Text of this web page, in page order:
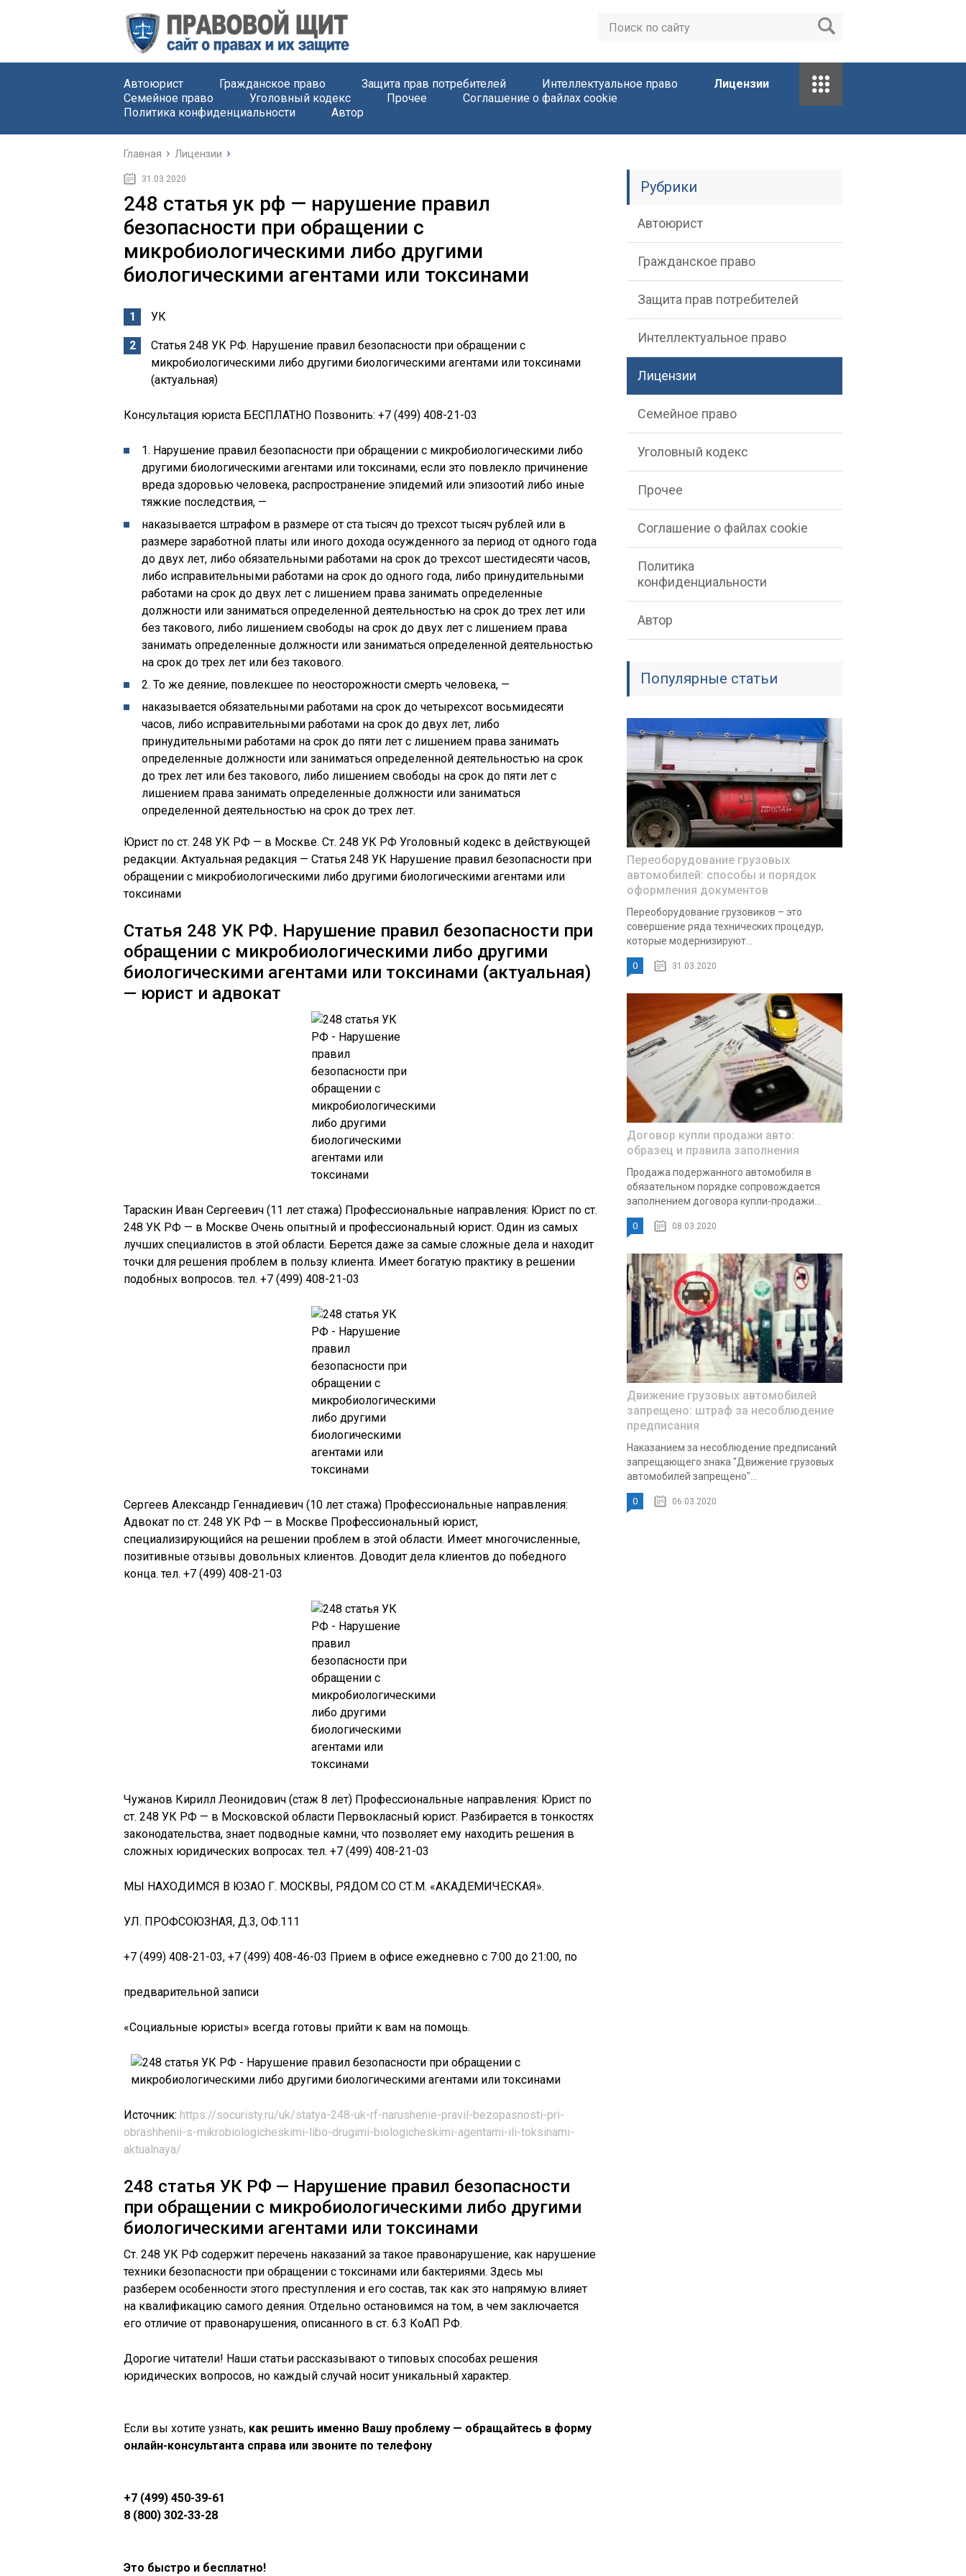
Автоюрист Гражданское право Защита прав потребителей Интеллектуальное право
Лицензии
Семейное право
Уголовный кодекс Прочее
Соглашение о файлах cookie
Политика конфиденциальности
Автор
Главная Лицензии
31.03.2020
248 статья ук рф — нарушение правил
безопасности при обращении с
микробиологическими либо другими
биологическими агентами или токсинами
УК
Статья 248 УК РФ. Нарушение правил безопасности при обращении с
микробиологическими либо другими биологическими агентами или токсинами
(актуальная)
Консультация юриста БЕСПЛАТНО Позвонить: +7 (499) 408-21-03
1. Нарушение правил безопасности при обращении с микробиологическими либо
другими биологическими агентами или токсинами, если это повлекло причинение
вреда здоровью человека, распространение эпидемий или эпизоотий либо иные
тяжкие последствия, —
наказывается штрафом в размере от ста тысяч до трехсот тысяч рублей или в
размере заработной платы или иного дохода осужденного за период от одного года
до двух лет, либо обязательными работами на срок до трехсот шестидесяти часов,
либо исправительными работами на срок до одного года, либо принудительными
работами на срок до двух лет с лишением права занимать определенные
должности или заниматься определенной деятельностью на срок до трех лет или
без такового, либо лишением свободы на срок до двух лет с лишением права
занимать определенные должности или заниматься определенной деятельностью
на срок до трех лет или без такового.
2. То же деяние, повлекшее по неосторожности смерть человека, —
наказывается обязательными работами на срок до четырехсот восьмидесяти
часов, либо исправительными работами на срок до двух лет, либо
принудительными работами на срок до пяти лет с лишением права занимать
определенные должности или заниматься определенной деятельностью на срок
до трех лет или без такового, либо лишением свободы на срок до пяти лет с
лишением права занимать определенные должности или заниматься
определенной деятельностью на срок до трех лет.
Юрист по ст. 248 УК РФ — в Москве. Ст. 248 УК РФ Уголовный кодекс в действующей
редакции. Актуальная редакция — Статья 248 УК Нарушение правил безопасности при
обращении с микробиологическими либо другими биологическими агентами или
токсинами
Статья 248 УК РФ. Нарушение правил безопасности при
обращении с микробиологическими либо другими
биологическими агентами или токсинами (актуальная)
— юрист и адвокат
Тараскин Иван Сергеевич (11 лет стажа) Профессиональные направления: Юрист по ст.
248 УК РФ — в Москве Очень опытный и профессиональный юрист. Один из самых
лучших специалистов в этой области. Берется даже за самые сложные дела и находит
точки для решения проблем в пользу клиента. Имеет богатую практику в решении
подобных вопросов. тел. +7 (499) 408-21-03
Сергеев Александр Геннадиевич (10 лет стажа) Профессиональные направления:
Адвокат по ст. 248 УК РФ — в Москве Профессиональный юрист,
специализирующийся на решении проблем в этой области. Имеет многочисленные,
позитивные отзывы довольных клиентов. Доводит дела клиентов до победного
конца. тел. +7 (499) 408-21-03
Чужанов Кирилл Леонидович (стаж 8 лет) Профессиональные направления: Юрист по
ст. 248 УК РФ — в Московской области Первокласный юрист. Разбирается в тонкостях
законодательства, знает подводные камни, что позволяет ему находить решения в
сложных юридических вопросах. тел. +7 (499) 408-21-03
МЫ НАХОДИМСЯ В ЮЗАО Г. МОСКВЫ, РЯДОМ СО СТ.М. «АКАДЕМИЧЕСКАЯ».
УЛ. ПРОФСОЮЗНАЯ, Д.3, ОФ.111
+7 (499) 408-21-03, +7 (499) 408-46-03 Прием в офисе ежедневно с 7:00 до 21:00, по
предварительной записи
«Социальные юристы» всегда готовы прийти к вам на помощь.
Источник: https://socuristy.ru/uk/statya-248-uk-rf-narushenie-pravil-bezopasnosti-pri-
obrashhenii-s-mikrobiologicheskimi-libo-drugimi-biologicheskimi-agentami-ili-toksinami-
aktualnaya/
248 статья УК РФ — Нарушение правил безопасности
при обращении с микробиологическими либо другими
биологическими агентами или токсинами
Ст. 248 УК РФ содержит перечень наказаний за такое правонарушение, как нарушение
техники безопасности при обращении с токсинами или бактериями. Здесь мы
разберем особенности этого преступления и его состав, так как это напрямую влияет
на квалификацию самого деяния. Отдельно остановимся на том, в чем заключается
его отличие от правонарушения, описанного в ст. 6.3 КоАП РФ.
Дорогие читатели! Наши статьи рассказывают о типовых способах решения
юридических вопросов, но каждый случай носит уникальный характер.
Если вы хотите узнать, как решить именно Вашу проблему — обращайтесь в форму
онлайн-консультанта справа или звоните по телефону
+7 (499) 450-39-61
8 (800) 302-33-28
Это быстро и бесплатно!
Рубрики
Автоюрист
Гражданское право
Защита прав потребителей
Интеллектуальное право
Лицензии
Семейное право
Уголовный кодекс
Прочее
Соглашение о файлах cookie
Политика
конфиденциальности
Автор
Популярные статьи
Переоборудование грузовых
автомобилей: способы и порядок
оформления документов
Переоборудование грузовиков – это
совершение ряда технических процедур,
которые модернизируют...
0 31.03.2020
Договор купли продажи авто:
образец и правила заполнения
Продажа подержанного автомобиля в
обязательном порядке сопровождается
заполнением договора купли-продажи...
0 08.03.2020
Движение грузовых автомобилей
запрещено: штраф за несоблюдение
предписания
Наказанием за несоблюдение предписаний
запрещающего знака "Движение грузовых
автомобилей запрещено"...
0 06.03.2020